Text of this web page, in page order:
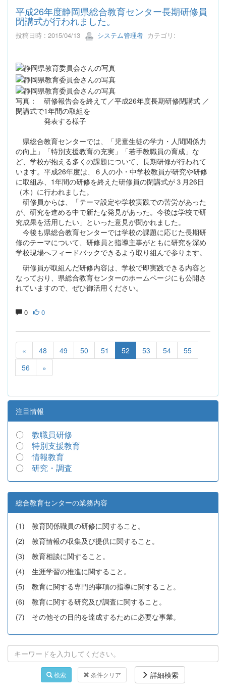
平成26年度静岡県総合教育センター長期研修員
閉講式が行われました。
投稿日時 : 2015/04/13 システム管理者 カテゴリ:
写真： 研修報告会を終えて／平成26年度長期研修閉講式 ／
閉講式で1年間の取組を
発表する様子
県総合教育センターでは、「児童生徒の学力・人間関係力
の向上」「特別支援教育の充実」「若手教職員の育成」な
ど、学校が抱える多くの課題について、長期研修が行われて
います。平成26年度は、６人の小・中学校教員が研究や研修
に取組み、1年間の研修を終えた研修員の閉講式が３月26日
（木）に行われました。
研修員からは、「テーマ設定や学校実践での苦労があった
が、研究を進める中で新たな発見があった。今後は学校で研
究成果を活用したい」といった意見が聞かれました。
今後も県総合教育センターでは学校の課題に応じた長期研
修のテーマについて、研修員と指導主事がともに研究を深め
学校現場へフィードバックできるよう取り組んで参ります。
研修員が取組んだ研修内容は、学校で即実践できる内容と
なっており、県総合教育センターのホームページにも公開さ
れていますので、ぜひ御活用ください。
0 0
« 48 49 50 51 52 53 54
55
56
»
注目情報
〇 教職員研修
〇 特別支援教育
〇情報教育
〇 研究・調査
総合教育センターの業務内容
(1) 教育関係職員の研修に関すること。
(2) 教育情報の収集及び提供に関すること。
(3) 教育相談に関すること。
(4) 生涯学習の推進に関すること。
(5) 教育に関する専門的事項の指導に関すること。
(6) 教育に関する研究及び調査に関すること。
(7) その他その目的を達成するために必要な事業。
検索 条件クリア 詳細検索